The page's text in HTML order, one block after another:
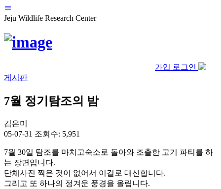
Jeju Wildlife Research Center
가입 로그인
게시판
7월 정기탐조의 밤
김은미
05-07-31 조회수: 5,951
7월 30일 탐조를 마치고숙소로 돌아와 조촐한 고기 파티를 하
는 장면입니다.
단체사진 찍은 것이 없어서 이걸로 대신합니다.
그리고 또 하나의 정겨운 풍경을 올립니다.